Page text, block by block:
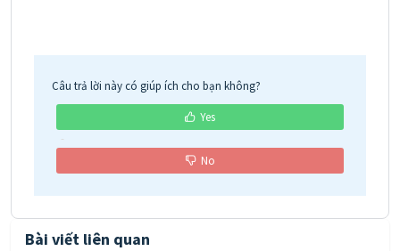
Câu trả lời này có giúp ích cho bạn không?
Yes
No
Bài viết liên quan